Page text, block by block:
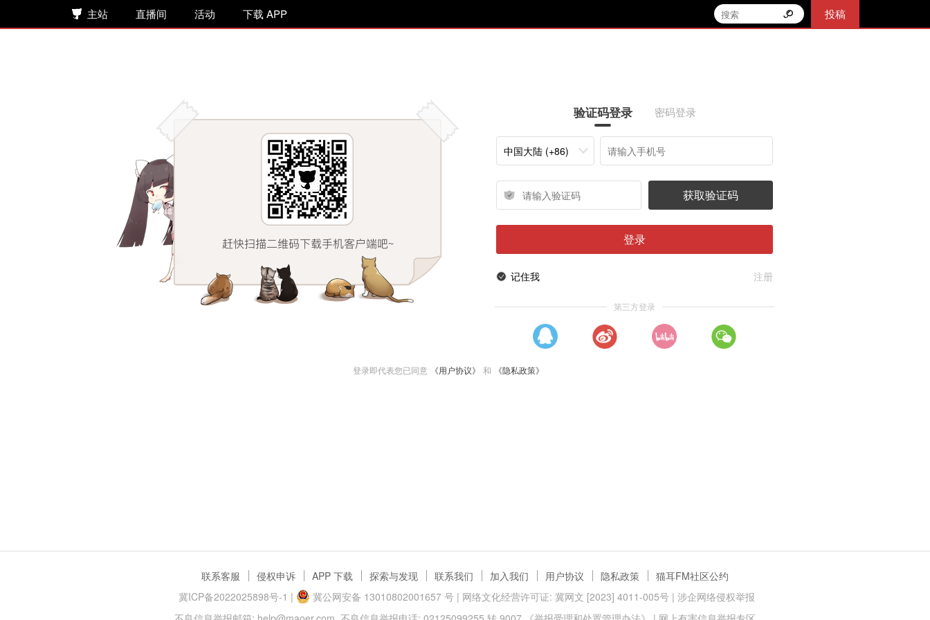
主站 直播间 活动 下载 APP 投稿
验证码登录 密码登录
中国大陆 (+86)
获取验证码
登录
记住我 注册
第三方登录
登录即代表您已同意 《用户协议》 和 《隐私政策》
联系客服 侵权申诉 APP 下载 探索与发现 联系我们 加入我们 用户协议 隐私政策
猫耳FM社区公约
冀ICP备2022025898号-1 | 冀公网安备 13010802001657 号| 网络文化经营许可证: 冀网文 [2023] 4011-005号 | 涉企网络侵权举报